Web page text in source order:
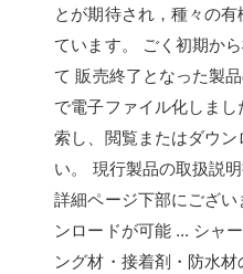
とが期待され，種々の
ています。 ごく初期か
て 販売終了となった製
で電子ファイル化しま
索し、閲覧またはダウ
い。 現行製品の取扱説
詳細ページ下部にござ
ンロードが可能 … シャ
ング材・接着剤・防水